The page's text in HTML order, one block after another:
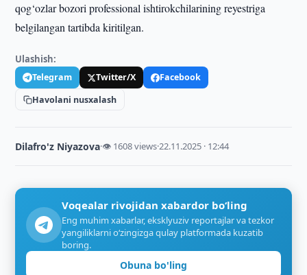
qog‘ozlar bozori professional ishtirokchilarining reyestriga
belgilangan tartibda kiritilgan.
Ulashish:
Telegram Twitter/X
Facebook
Havolani nusxalash
Dilafro'z Niyazova·👁 1608 views·22.11.2025 · 12:44
Voqealar rivojidan xabardor bo‘ling
Eng muhim xabarlar, eksklyuziv reportajlar va tezkor
yangiliklarni o‘zingizga qulay platformada kuzatib
boring.
Obuna bo'ling